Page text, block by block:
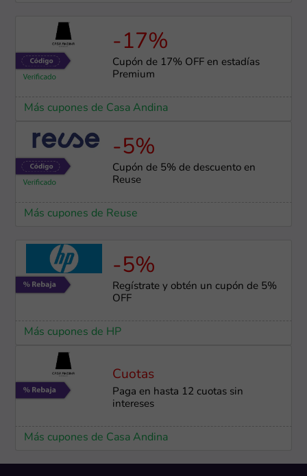
-17%
Cupón de 17% OFF en estadías
Premium
Más cupones de Casa Andina
-5%
Cupón de 5% de descuento en
Reuse
Más cupones de Reuse
-5%
Regístrate y obtén un cupón de 5%
OFF
Más cupones de HP
Cuotas
Paga en hasta 12 cuotas sin
intereses
Más cupones de Casa Andina